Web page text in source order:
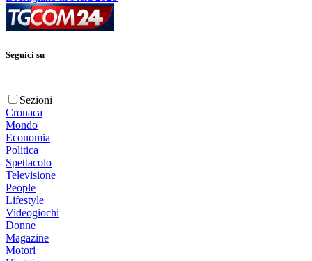
Seguici su
Sezioni
Cronaca
Mondo
Economia
Politica
Spettacolo
Televisione
People
Lifestyle
Videogiochi
Donne
Magazine
Motori